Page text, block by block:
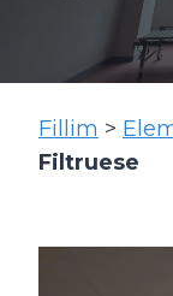
Fillim >
Filtruese